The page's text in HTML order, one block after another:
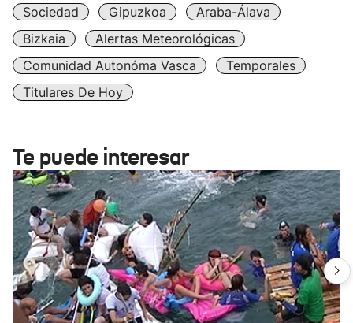
Sociedad Gipuzkoa
Araba-Álava
Bizkaia
Alertas Meteorológicas
Comunidad Autonóma Vasca
Temporales
Titulares De Hoy
Te puede interesar